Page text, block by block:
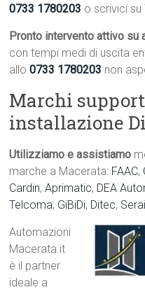
0733 1780203 o scrivici su
Pronto intervento attivo su
con tempi medi di uscita
allo0733 1780203 non
Marchi
installazione
Utilizziamo e assistiamo
marche a Macerata: FAAC,
Cardin,Aprimatic, DEA
Telcoma, GiBiDi, Ditec, Serai
Automazioni
Macerata.it
è il partner
ideale a